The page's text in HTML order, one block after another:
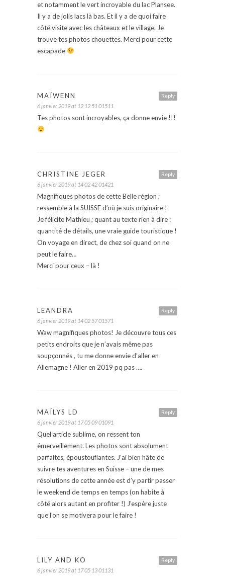
et notamment le vert incroyable du lac Plansee.
Il y a de jolis lacs là bas. Et il y a de quoi faire
côté visite avec les châteaux et le village. Je
trouve tes photos chouettes. Merci pour cette
escapade
Reply
MAÏWENN
6 janvier 2019 at 12 12 51 01511
Tes photos sont incroyables, ça donne envie !!!
Reply
CHRISTINE JEGER
6 janvier 2019 at 14 02 42 01421
Magnifiques photos de cette Belle région ;
ressemble à la SUISSE d’où je suis originaire !
Je félicite Mathieu ; quant au texte rien à dire :
quantité de détails, une vraie guide touristique !
On voyage en direct, de chez soi quand on ne
peut le faire…
Merci pour ceux – là !
Reply
LEANDRA
6 janvier 2019 at 14 02 57 01571
Waw magnifiques photos! Je découvre tous ces
petits endroits que je n’avais même pas
soupçonnés , tu me donne envie d’aller en
Allemagne ! Aller en 2019 pq pas ….
Reply
MAÏLYS LD
6 janvier 2019 at 17 05 09 01091
Quel article sublime, on ressent ton
émerveillement. Les photos sont absolument
parfaites, époustouflantes. J’ai bien hâte de
suivre tes aventures en Suisse – une de mes
résolutions de cette année est d’y partir passer
le weekend de temps en temps (on habite à
côté alors autant en profiter !) J’espère juste
que l’on se motivera pour le faire !
Reply
LILY AND KO
6 janvier 2019 at 17 05 13 01131